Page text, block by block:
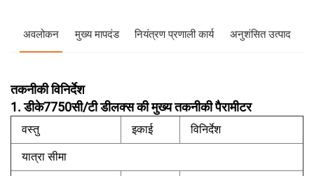
अवलोकन मुख्य मापदंड नियंत्रण प्रणाली कार्य अनुशंसित उत्पाद
तकनीकी विनिर्देश
1. डीके7750सी/टी डीलक्स की मुख्य तकनीकी पैरामीटर
वस्तु इकाई विनिर्देश
यात्रा सीमा